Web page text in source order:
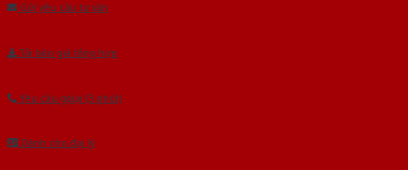
Gửi yêu cầu tư vấn
Tải báo giá tổng hợp
Yêu cầu gọi lại (3 phút)
Dành cho đại lý